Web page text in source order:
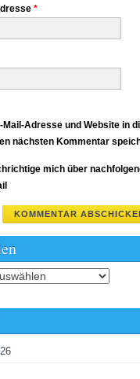
*
Mail-Adresse und Website in
nächsten Kommentar
mich über